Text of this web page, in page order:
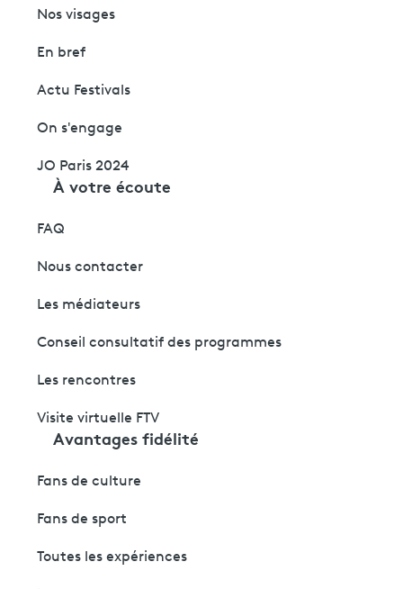
Nos visages
En bref
Actu Festivals
On s'engage
JO Paris 2024
À votre écoute
FAQ
Nous contacter
Les médiateurs
Conseil consultatif des programmes
Les rencontres
Visite virtuelle FTV
Avantages fidélité
Fans de culture
Fans de sport
Toutes les expériences